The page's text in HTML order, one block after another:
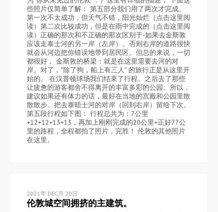
些照片仅简单了解： 第五部分我们用了两次才完成。
第一次不太成功，但天气不错，阳光灿烂（点击这里阅
读）第二次比较成功，但是在雨中完成的（点击这里阅
读）正确的那次和不正确的那次区别于-如果去金斯敦
应该走泰士河的另一岸（左岸）。否则右岸的道路很快
就会从河边把你错误地带到居民区。但总的来说，一切
都很好， 金斯敦的桥梁：就是在这里需要去河的对
岸。对了，”除了狗，船上有三人” 的旅行正是从这里开
始的。 在汉普顿球场我们结束了行程。之后去了那些
让疲惫的游客都舍不得离开的丰富多彩的公园。所以，
建议如果还有体力的话，最好在当地的宫殿和公园里散
散散步。把去泰晤士河的对岸（回到右岸）留给下次。
第五段行程如下图： 行程总共为：7公里
+12+12+13+13，再加上刚刚完成的20公里=正好77公
里的路程，全程都拍了照片，完胜！ 伦敦的其他照片
在这里。
2021年 DEC月 20日
伦敦城空间拥挤的主建筑。